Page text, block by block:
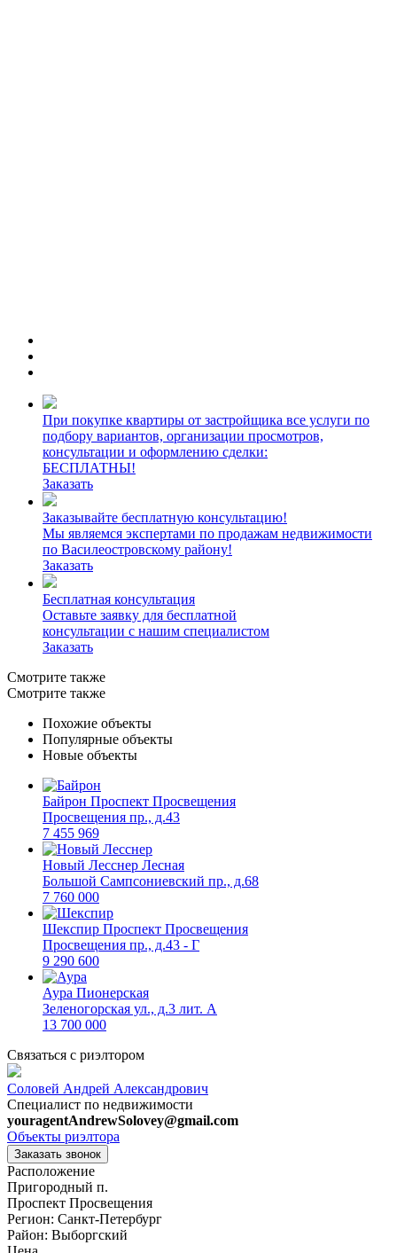
При покупке квартиры от застройщика все услуги по
подбору вариантов, организации просмотров,
консультации и оформлению сделки:
БЕСПЛАТНЫ!
Заказать
Заказывайте бесплатную консультацию!
Мы являемся экспертами по продажам недвижимости
по Василеостровскому району!
Заказать
Бесплатная консультация
Оставьте заявку для бесплатной
консультации с нашим специалистом
Заказать
Смотрите также
Смотрите также
Похожие объекты
Популярные объекты
Новые объекты
Байрон Проспект Просвещения
Просвещения пр., д.43
7 455 969
Новый Лесснер Лесная
Большой Сампсониевский пр., д.68
7 760 000
Шекспир Проспект Просвещения
Просвещения пр., д.43 - Г
9 290 600
Аура Пионерская
Зеленогорская ул., д.3 лит. А
13 700 000
Связаться с риэлтором
Соловей Андрей Александрович
Специалист по недвижимости
youragentAndrewSolovey@gmail.com
Объекты риэлтора
Заказать звонок
Расположение
Пригородный п.
Проспект Просвещения
Регион: Санкт-Петербург
Район: Выборгский